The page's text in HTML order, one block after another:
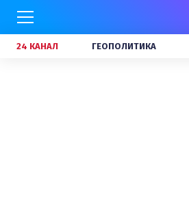
24 КАНАЛ ГЕОПОЛИТИКА